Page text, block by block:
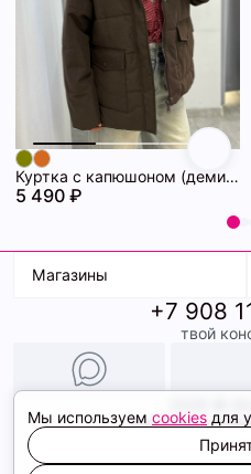
Куртка с капюшоном (демисезонная) 72462086\1013
5 490 ₽
Магазины
ТК Терминал
ТРК Континент
+7 908
твой
Политика
Сайт создали
Мы используем cookies для